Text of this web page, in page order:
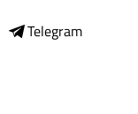
Telegram